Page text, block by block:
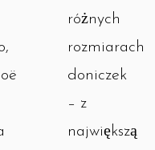
różnych
rozmiarach
doniczek
– z
największą